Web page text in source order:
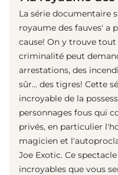
La série documentaire
royaume des fauves' a
cause! On y trouve
criminalité peut
arrestations, des
sûr... des tigres! Cette
incroyable de la
personnages fous qui
privés, en particulier
magicien et
Joe Exotic. Ce
incroyables que vous